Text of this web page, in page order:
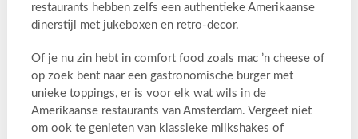
restaurants hebben zelfs een authentieke Amerikaanse
dinerstijl met jukeboxen en retro-decor.
Of je nu zin hebt in comfort food zoals mac ’n cheese of
op zoek bent naar een gastronomische burger met
unieke toppings, er is voor elk wat wils in de
Amerikaanse restaurants van Amsterdam. Vergeet niet
om ook te genieten van klassieke milkshakes of